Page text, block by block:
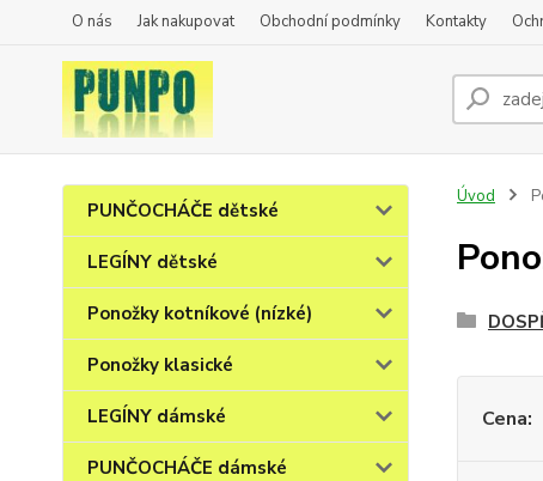
O nás Jak nakupovat Obchodní podmínky Kontakty
PUNČOCHÁČE dětské
LEGÍNY dětské
Ponožky kotníkové (nízké)
Ponožky klasické
LEGÍNY dámské
PUNČOCHÁČE dámské
Úvod
Cena: